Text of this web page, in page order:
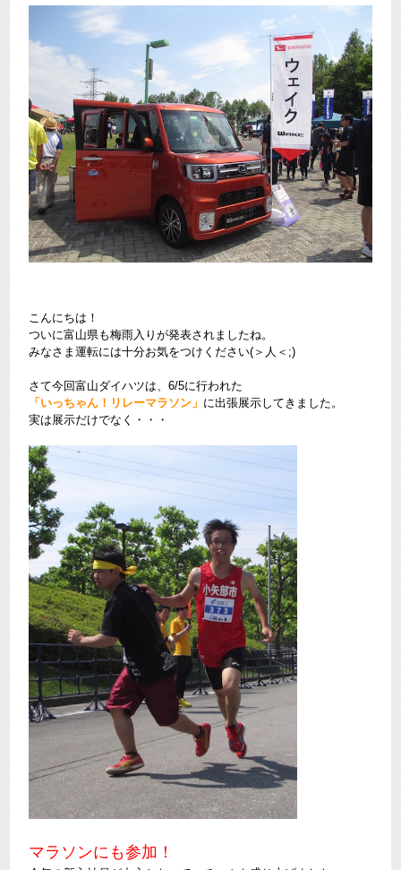
こんにちは！
ついに富山県も梅雨入りが発表されましたね。
みなさま運転には十分お気をつけください(＞人＜;)
さて今回富山ダイハツは、6/5に行われた
「いっちゃん！リレーマラソン」 に出張展示してきました。
実は展示だけでなく・・・
マラソンにも参加！